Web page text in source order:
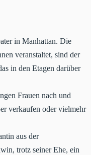
in Manhattan. Die
veranstaltet, sind der
in den Etagen darüber
Frauen nach und
verkaufen oder vielmehr
aus der
trotz seiner Ehe, ein